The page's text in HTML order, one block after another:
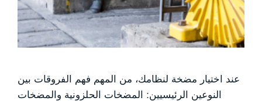
عند اختيار مضخة لنظامك، من المهم فهم الفروقات بين
النوعين الرئيسيين: المضخات الحلزونية والمضخات